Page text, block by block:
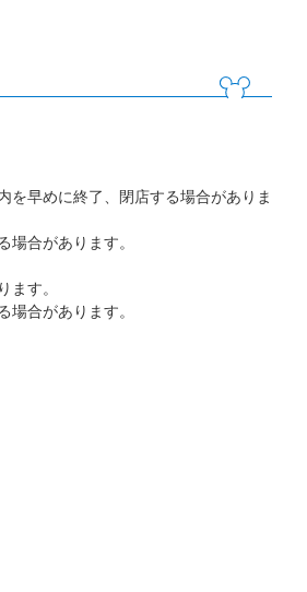
を早めに終了、閉店する場合がありま
合があります。
す。
合があります。